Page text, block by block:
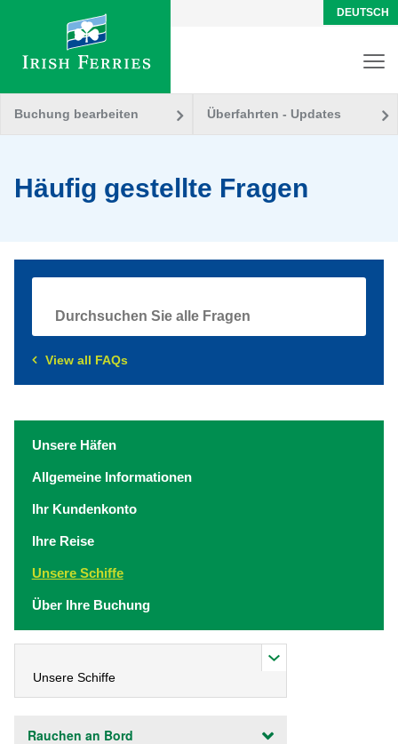
DEUTSCH
Buchung bearbeiten Überfahrten - Updates
Häufig gestellte Fragen
View all FAQs
Unsere Häfen
Allgemeine Informationen
Ihr Kundenkonto
Ihre Reise
Unsere Schiffe
Über Ihre Buchung
Rauchen an Bord